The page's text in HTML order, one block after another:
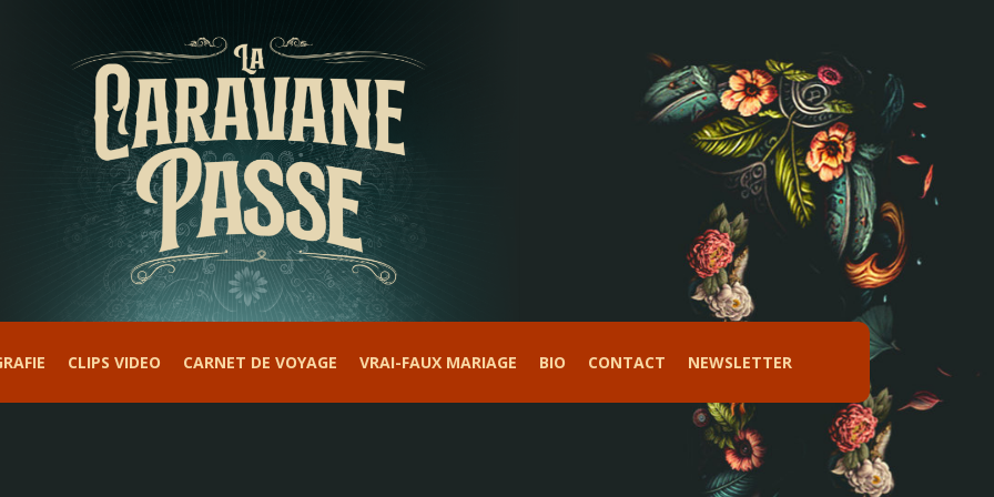
CLIPS VIDEO CARNET DE VOYAGE VRAI-FAUX MARIAGE BIO CONTACT NEWSLETTER